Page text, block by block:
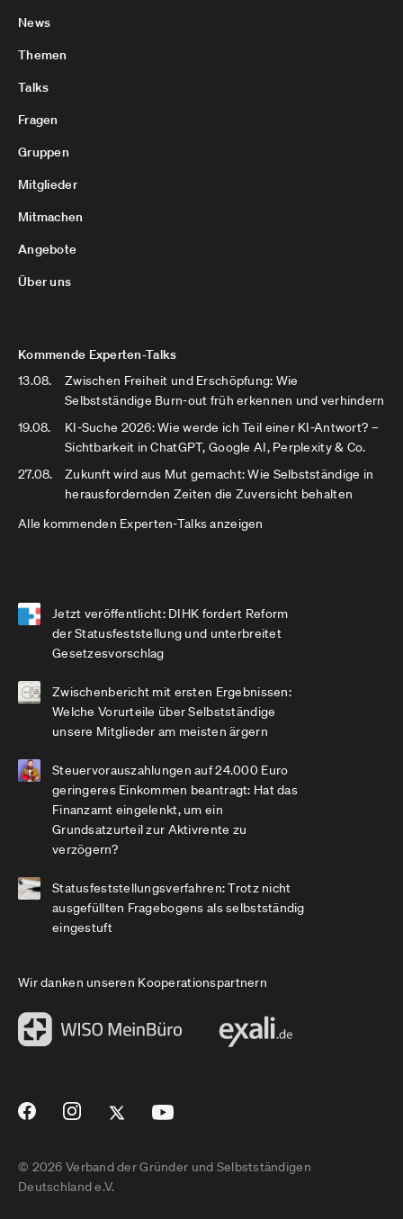
News
Themen
Talks
Fragen
Gruppen
Mitglieder
Mitmachen
Angebote
Über uns
Kommende Experten-Talks
13.08.
Zwischen Freiheit und Erschöpfung: Wie
Selbstständige Burn-out früh erkennen und verhindern
19.08.
KI-Suche 2026: Wie werde ich Teil einer KI-Antwort? –
Sichtbarkeit in ChatGPT, Google AI, Perplexity & Co.
27.08.
Zukunft wird aus Mut gemacht: Wie Selbstständige in
herausfordernden Zeiten die Zuversicht behalten
Alle kommenden Experten-Talks anzeigen
Jetzt veröffentlicht: DIHK fordert Reform
der Statusfeststellung und unterbreitet
Gesetzesvorschlag
Zwischenbericht mit ersten Ergebnissen:
Welche Vorurteile über Selbstständige
unsere Mitglieder am meisten ärgern
Steuervorauszahlungen auf 24.000 Euro
geringeres Einkommen beantragt: Hat das
Finanzamt eingelenkt, um ein
Grundsatzurteil zur Aktivrente zu
verzögern?
Statusfeststellungsverfahren: Trotz nicht
ausgefüllten Fragebogens als selbstständig
eingestuft
Wir danken unseren Kooperationspartnern
© 2026 Verband der Gründer und Selbstständigen
Deutschland e.V.